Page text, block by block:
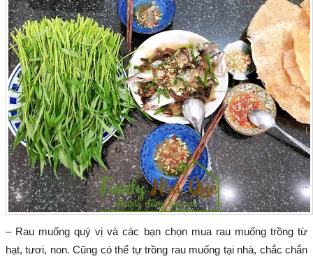
– Rau muống quý vị và các bạn chọn mua rau muống trồng từ
hạt, tươi, non. Cũng có thể tự trồng rau muống tại nhà, chắc chắn